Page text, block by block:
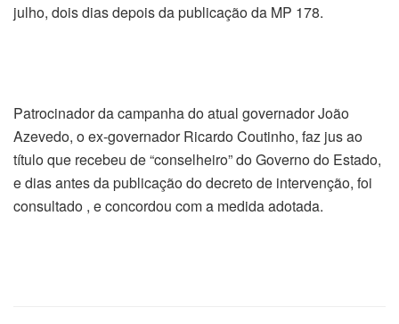
julho, dois dias depois da publicação da MP 178.
Patrocinador da campanha do atual governador João
Azevedo, o ex-governador Ricardo Coutinho, faz jus ao
título que recebeu de “conselheiro” do Governo do Estado,
e dias antes da publicação do decreto de intervenção, foi
consultado , e concordou com a medida adotada.